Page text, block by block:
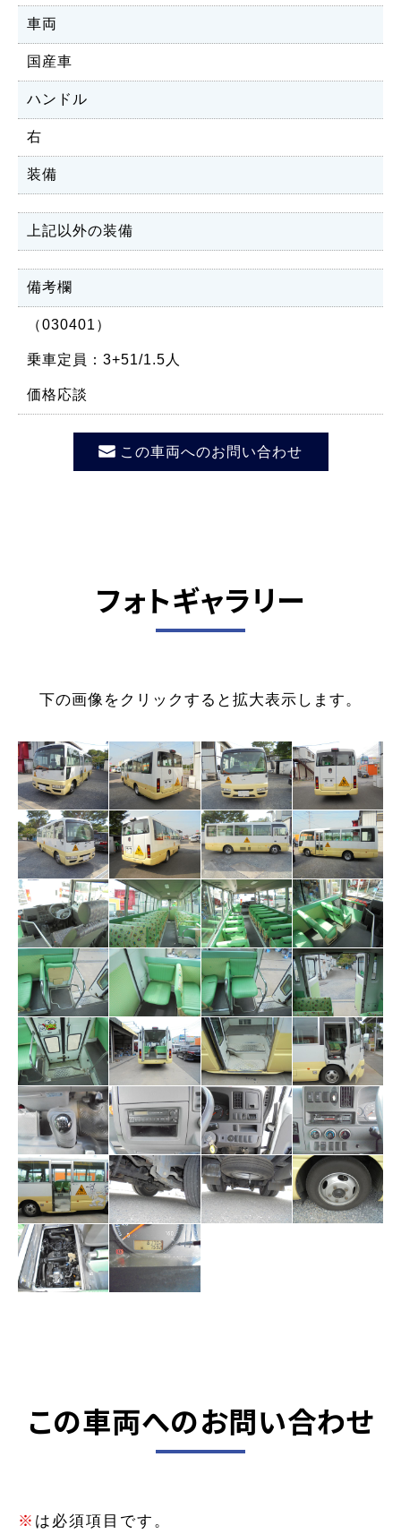
車両
国産車
ハンドル
右
装備
上記以外の装備
備考欄
（030401）
乗車定員：3+51/1.5人
価格応談
この車両へのお問い合わせ
フォトギャラリー
下の画像をクリックすると拡大表示します。
この車両へのお問い合わせ
※ は必須項目です。